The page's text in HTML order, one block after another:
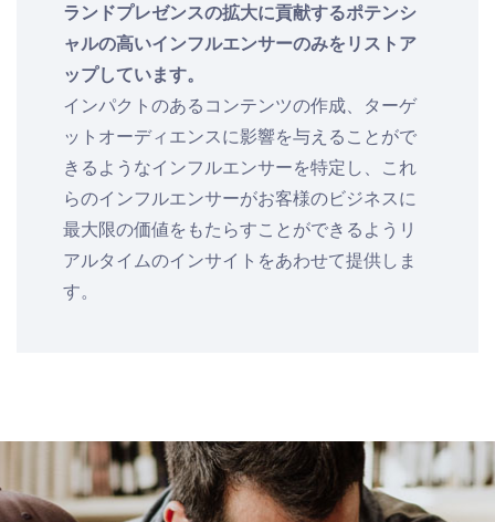
ランドプレゼンスの拡大に貢献するポテンシ
ャルの高いインフルエンサーのみをリストア
ップしています。
インパクトのあるコンテンツの作成、ターゲ
ットオーディエンスに影響を与えることがで
きるようなインフルエンサーを特定し、これ
らのインフルエンサーがお客様のビジネスに
最大限の価値をもたらすことができるようリ
アルタイムのインサイトをあわせて提供しま
す。